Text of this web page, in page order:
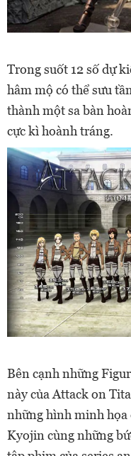
Trong suốt 12 số dự
hâm mộ có thể sưu
thành một sa bàn
cực kì hoành tráng.
Bên cạnh những
này của Attack on
những hình minh họa
Kyojin cùng những